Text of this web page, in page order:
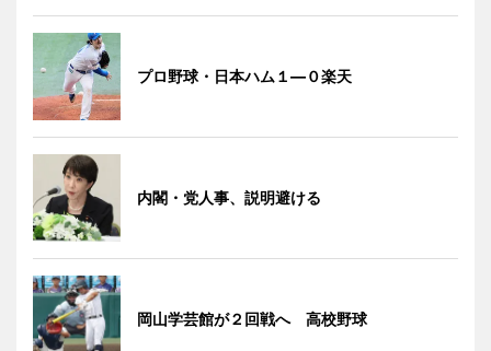
プロ野球・日本ハム１―０楽天
内閣・党人事、説明避ける
岡山学芸館が２回戦へ 高校野球